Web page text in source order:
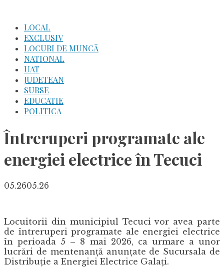
contentLOCAL
EXCLUSIV
LOCURI DE MUNCĂ
NATIONAL
UAT
JUDETEAN
SURSE
EDUCATIE
POLITICA
Întreruperi programate ale
energiei electrice în Tecuci
05.2605.26
Locuitorii din municipiul Tecuci vor avea parte
de întreruperi programate ale energiei electrice
în perioada 5 – 8 mai 2026, ca urmare a unor
lucrări de mentenanță anunțate de Sucursala de
Distribuție a Energiei Electrice Galați.